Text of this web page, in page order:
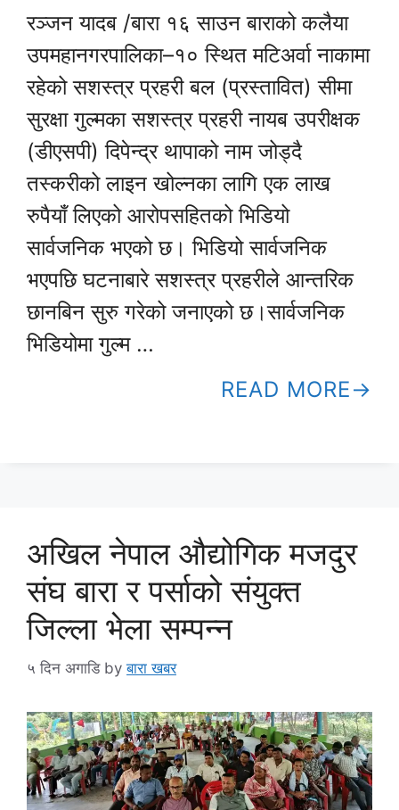
रञ्जन यादब /बारा १६ साउन बाराको कलैया
उपमहानगरपालिका–१० स्थित मटिअर्वा नाकामा
रहेको सशस्त्र प्रहरी बल (प्रस्तावित) सीमा
सुरक्षा गुल्मका सशस्त्र प्रहरी नायब उपरीक्षक
(डीएसपी) दिपेन्द्र थापाको नाम जोड्दै
तस्करीको लाइन खोल्नका लागि एक लाख
रुपैयाँ लिएको आरोपसहितको भिडियो
सार्वजनिक भएको छ। भिडियो सार्वजनिक
भएपछि घटनाबारे सशस्त्र प्रहरीले आन्तरिक
छानबिन सुरु गरेको जनाएको छ।सार्वजनिक
भिडियोमा गुल्म …
READ MORE
अखिल नेपाल औद्योगिक मजदुर
संघ बारा र पर्साको संयुक्त
जिल्ला भेला सम्पन्न
५ दिन अगाडि byबारा खबर